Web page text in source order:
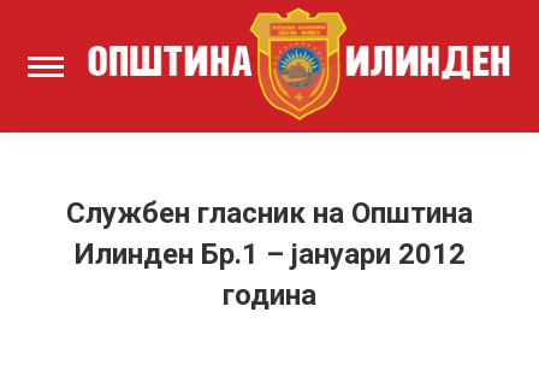
Службен гласник на Општина
Илинден Бр.1 – јануари 2012
година